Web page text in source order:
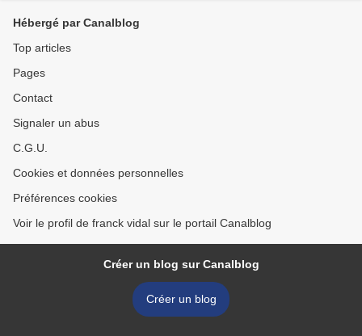
Hébergé par Canalblog
Top articles
Pages
Contact
Signaler un abus
C.G.U.
Cookies et données personnelles
Préférences cookies
Voir le profil de franck vidal sur le portail Canalblog
Créer un blog sur Canalblog
Créer un blog